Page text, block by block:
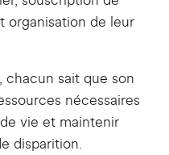
organisation de leur
sait que son
nécessaires
vie et maintenir
disparition.